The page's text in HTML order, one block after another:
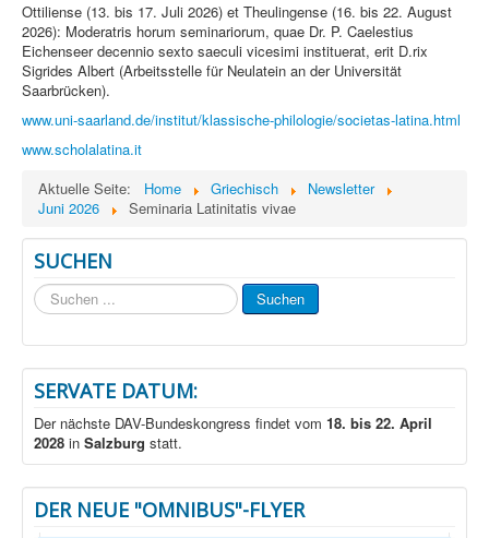
Ottiliense (13. bis 17. Juli 2026) et Theulingense (16. bis 22. August
2026): Moderatris horum seminariorum, quae Dr. P. Caelestius
Eichenseer decennio sexto saeculi vicesimi instituerat, erit D.rix
Sigrides Albert (Arbeitsstelle für Neulatein an der Universität
Saarbrücken).
www.uni-saarland.de/institut/klassische-philologie/societas-latina.html
www.scholalatina.it
Aktuelle Seite:
Home Griechisch
Newsletter
Juni 2026
Seminaria Latinitatis vivae
SUCHEN
Suchen
...
Suchen
SERVATE DATUM:
Der nächste DAV-Bundeskongress findet vom 18. bis 22. April
2028 in Salzburg statt.
DER NEUE "OMNIBUS"-FLYER